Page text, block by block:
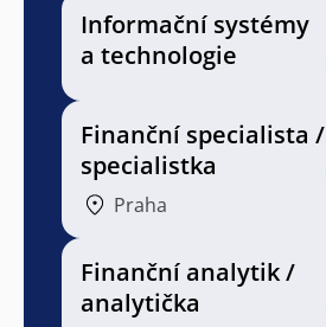
Informační systémy
a technologie
Finanční specialista /
specialistka
Praha
Finanční analytik /
analytička